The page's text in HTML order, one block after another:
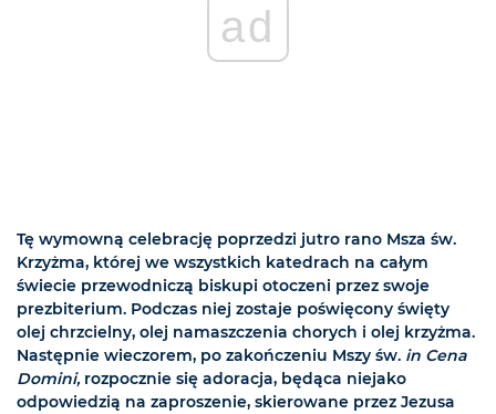
ad
Tę wymowną celebrację poprzedzi jutro rano Msza św.
Krzyżma, której we wszystkich katedrach na całym
świecie przewodniczą biskupi otoczeni przez swoje
prezbiterium. Podczas niej zostaje poświęcony święty
olej chrzcielny, olej namaszczenia chorych i olej krzyżma.
Następnie wieczorem, po zakończeniu Mszy św. in Cena
Domini,rozpocznie się adoracja, będąca niejako
odpowiedzią na zaproszenie, skierowane przez Jezusa